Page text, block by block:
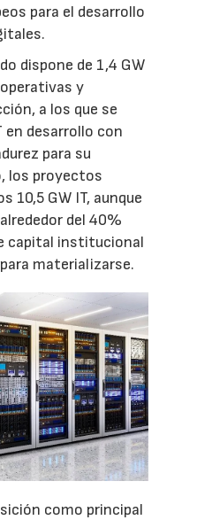
para el desarrollo
dispone de 1,4 GW
y
a los que se
en desarrollo con
para su
los proyectos
10,5 GW IT, aunque
del 40%
capital institucional
materializarse.
como principal